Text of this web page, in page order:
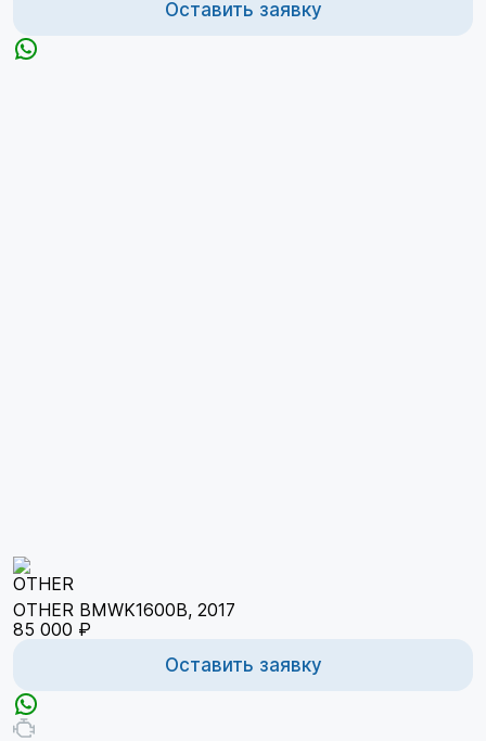
Оставить заявку
OTHER BMWK1600B, 2017
85 000 ₽
Оставить заявку